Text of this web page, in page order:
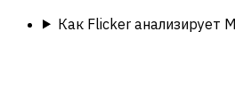
Как Flicker анализирует